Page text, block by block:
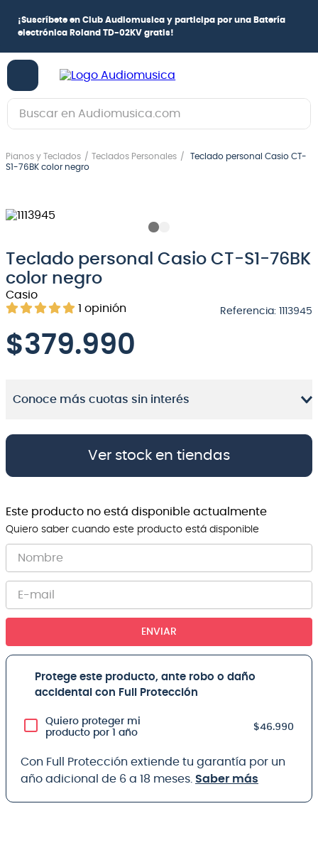
¡Suscríbete en Club Audiomusica y participa por una Batería
electrónica Roland TD-02KV gratis!
Buscar en Audiomusica.com
Pianos y Teclados Teclados Personales
Teclado personal Casio CT-
S1-76BK color negro
Teclado personal Casio CT-S1-76BK
color negro
Casio
1 opinión Referencia: 1113945
$379.990
Conoce más cuotas sin interés
Ver stock en tiendas
Este producto no está disponible actualmente
Quiero saber cuando este producto está disponible
ENVIAR
Protege este producto, ante robo o daño
accidental con Full Protección
Quiero proteger mi
producto por 1 año
$46.990
Con Full Protección extiende tu garantía por un
año adicional de 6 a 18 meses. Saber más
1.
guitarra electrica
3.
guitarra electroacústica
5.
amplificador
6.
guitarra
7.
teclado
8.
micrófono